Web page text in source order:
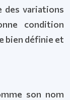
des variations
condition
bien définie et
son nom